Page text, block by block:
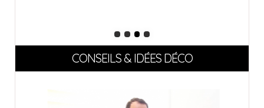
CONSEILS & IDÉES DÉCO